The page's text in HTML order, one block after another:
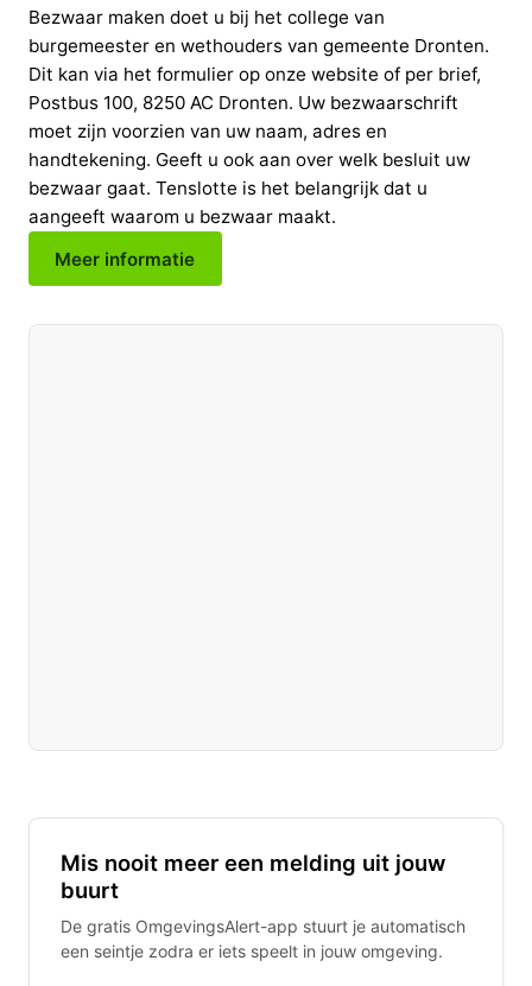
Bezwaar maken doet u bij het college van
burgemeester en wethouders van gemeente Dronten.
Dit kan via het formulier op onze website of per brief,
Postbus 100, 8250 AC Dronten. Uw bezwaarschrift
moet zijn voorzien van uw naam, adres en
handtekening. Geeft u ook aan over welk besluit uw
bezwaar gaat. Tenslotte is het belangrijk dat u
aangeeft waarom u bezwaar maakt.
Meer informatie
Mis nooit meer een melding uit jouw
buurt
De gratis OmgevingsAlert-app stuurt je automatisch
een seintje zodra er iets speelt in jouw omgeving.